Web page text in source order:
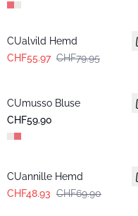
-30%
CUalvild Hemd
CHF55.97 CHF79.95
CUmusso Bluse
CHF59.90
CUannille Hemd
CHF48.93 CHF69.90